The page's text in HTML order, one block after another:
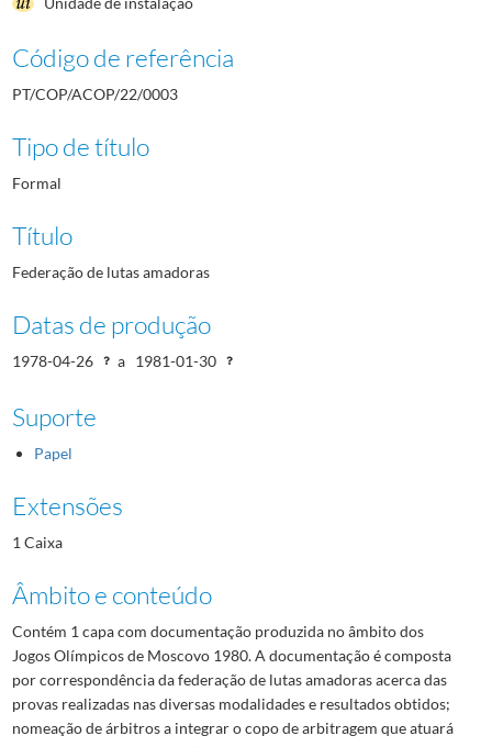
Código de referência
PT/COP/ACOP/22/0003
Tipo de título
Formal
Título
Federação de lutas amadoras
Datas de produção
1978-04-26 a 1981-01-30
Suporte
Papel
Extensões
1 Caixa
Âmbito e conteúdo
Contém 1 capa com documentação produzida no âmbito dos
Jogos Olímpicos de Moscovo 1980. A documentação é composta
por correspondência da federação de lutas amadoras acerca das
provas realizadas nas diversas modalidades e resultados obtidos;
nomeação de árbitros a integrar o copo de arbitragem que atuará